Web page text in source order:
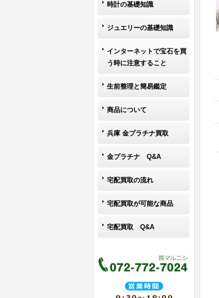
時計の基礎知識
ジュエリーの基礎知識
インターネットで宝石を買
う時に注意すること
生前整理と簡易鑑定
商品について
兵庫 金プラチナ買取
金プラチナ Q&A
宅配買取の流れ
宅配買取が可能な商品
宅配買取 Q&A